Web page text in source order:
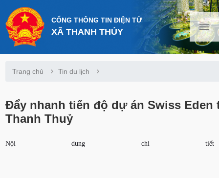
CỔNG THÔNG TIN ĐIỆN TỬ
XÃ THANH THỦY
Trang chủ Tin du lịch
Đẩy nhanh tiến độ dự án Swiss Eden
Thanh Thuỷ
Nội dung chi